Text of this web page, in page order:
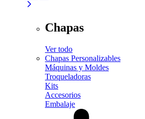
Chapas
Ver todo
Chapas Personalizables
Máquinas y Moldes
Troqueladoras
Kits
Accesorios
Embalaje